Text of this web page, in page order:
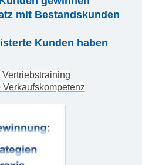
mit Bestandskunden
Kunden haben
Vertriebstraining
Verkaufskompetenz